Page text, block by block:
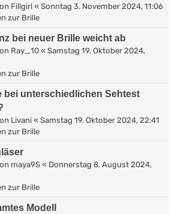
Fillgirl « Sonntag 3. November 2024, 11:06
zur Brille
bei neuer Brille weicht ab
Ray_10 « Samstag 19. Oktober 2024,
zur Brille
bei unterschiedlichen Sehtest
Livani « Samstag 19. Oktober 2024, 22:41
zur Brille
maya95 « Donnerstag 8. August 2024,
zur Brille
Modell